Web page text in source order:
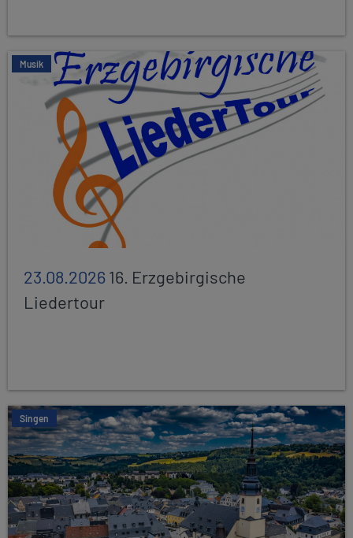
Musik
23.08.202616. Erzgebirgische
Liedertour
Singen